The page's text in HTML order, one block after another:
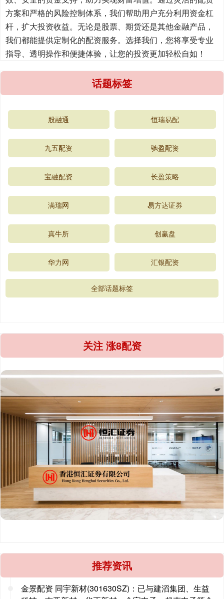
方案和严格的风险控制体系，我们帮助用户充分利用资金杠
杆，扩大投资收益。无论是股票、期货还是其他金融产品，
我们都能提供定制化的配资服务。选择我们，您将享受专业
指导、透明操作和便捷体验，让您的投资更加轻松自如！
话题标签
股融通 恒瑞易配
九五配资 驰盈配资
宝融配资 长盈策略
满瑞网 易方达证券
真牛所 创赢盘
华力网 汇银配资
全部话题标签
关注 涨8配资
推荐资讯
金景配资 同宇新材(301630SZ)：已与建滔集团、生益